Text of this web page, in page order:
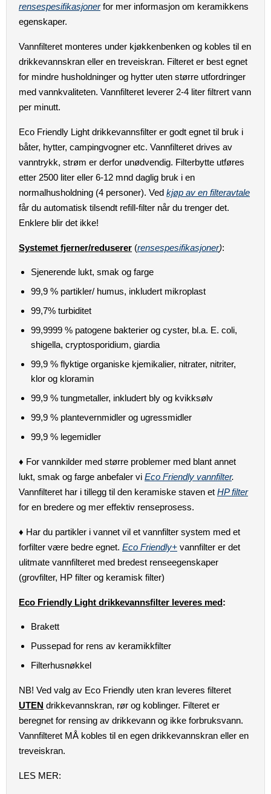
rensespesifikasjonerfor mer informasjon om keramikkens
egenskaper.
Vannfilteret monteres under kjøkkenbenken og kobles til en
drikkevannskran eller en treveiskran. Filteret er best egnet
for mindre husholdninger og hytter uten større utfordringer
med vannkvaliteten. Vannfilteret leverer 2-4 liter filtrert vann
per minutt.
Eco Friendly Light drikkevannsfilter er godt egnet til bruk i
båter, hytter, campingvogner etc. Vannfilteret drives av
vanntrykk, strøm er derfor unødvendig. Filterbytte utføres
etter 2500 liter eller 6-12 mnd daglig bruk i en
normalhusholdning (4 personer). Ved kjøp av en filteravtale
får du automatisk tilsendt refill-filter når du trenger det.
Enklere blir det ikke!
Systemet fjerner/reduserer (rensespesifikasjoner):
Sjenerende lukt, smak og farge
99,9 % partikler/ humus, inkludert mikroplast
99,7% turbiditet
99,9999 % patogene bakterier og cyster, bl.a. E. coli,
shigella, cryptosporidium, giardia
99,9 % flyktige organiske kjemikalier, nitrater, nitriter,
klor og kloramin
99,9 % tungmetaller, inkludert bly og kvikksølv
99,9 % plantevernmidler og ugressmidler
99,9 % legemidler
♦ For vannkilder med større problemer med blant annet
lukt, smak og farge anbefaler vi Eco Friendly vannfilter.
Vannfilteret har i tillegg til den keramiske staven et HP filter
for en bredere og mer effektiv renseprosess.
♦ Har du partikler i vannet vil et vannfilter system med et
forfilter være bedre egnet. Eco Friendly+ vannfilter er det
ulitmate vannfilteret med bredest renseegenskaper
(grovfilter, HP filter og keramisk filter)
Eco Friendly Light drikkevannsfilter leveres med:
Brakett
Pussepad for rens av keramikkfilter
Filterhusnøkkel
NB! Ved valg av Eco Friendly uten kran leveres filteret
UTEN drikkevannskran, rør og koblinger. Filteret er
beregnet for rensing av drikkevann og ikke forbruksvann.
Vannfilteret MÅ kobles til en egen drikkevannskran eller en
treveiskran.
LES MER: